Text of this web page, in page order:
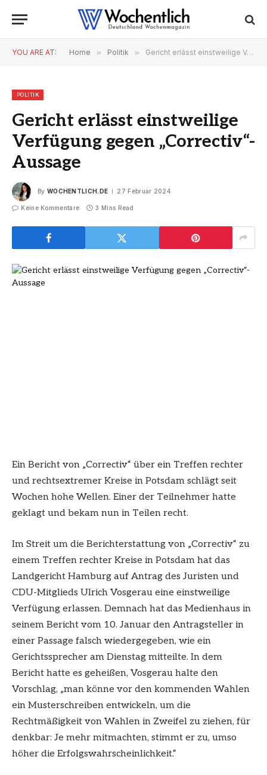
YOU ARE AT: Home » Politik » Gericht erlässt einstweilige Verfügung gegen „Correctiv“-Aussage
POLITIK
Gericht erlässt einstweilige
Verfügung gegen „Correctiv“-
Aussage
By WOCHENTLICH.DE 27 Februar 2024
Keine Kommentare 3 Mins Read
Ein Bericht von „Correctiv“ über ein Treffen rechter
und rechtsextremer Kreise in Potsdam schlägt seit
Wochen hohe Wellen. Einer der Teilnehmer hatte
geklagt und bekam nun in Teilen recht.
Im Streit um die Berichterstattung von „Correctiv“ zu
einem Treffen rechter Kreise in Potsdam hat das
Landgericht Hamburg auf Antrag des Juristen und
CDU-Mitglieds Ulrich Vosgerau eine einstweilige
Verfügung erlassen. Demnach hat das Medienhaus in
seinem Bericht vom 10. Januar den Antragsteller in
einer Passage falsch wiedergegeben, wie ein
Gerichtssprecher am Dienstag mitteilte. In dem
Bericht hatte es geheißen, Vosgerau halte den
Vorschlag, „man könne vor den kommenden Wahlen
ein Musterschreiben entwickeln, um die
Rechtmäßigkeit von Wahlen in Zweifel zu ziehen, für
denkbar: Je mehr mitmachten, stimmt er zu, umso
höher die Erfolgswahrscheinlichkeit.“